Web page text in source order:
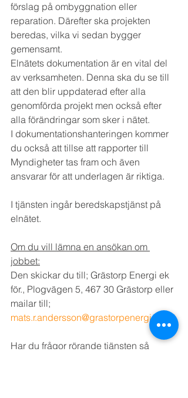
förslag på ombyggnation eller
reparation. Därefter ska projekten
beredas, vilka vi sedan bygger
gemensamt.
Elnätets dokumentation är en vital del
av verksamheten. Denna ska du se till
att den blir uppdaterad efter alla
genomförda projekt men också efter
alla förändringar som sker i nätet.
I dokumentationshanteringen kommer
du också att tillse att rapporter till
Myndigheter tas fram och även
ansvarar för att underlagen är riktiga.
I tjänsten ingår beredskapstjänst på
elnätet.
Om du vill lämna en ansökan om
jobbet:
Den skickar du till; Grästorp Energi ek
för., Plogvägen 5, 467 30 Grästorp eller
mailar till;
mats.r.andersson@grastorpenergi.se
Har du frågor rörande tjänsten så